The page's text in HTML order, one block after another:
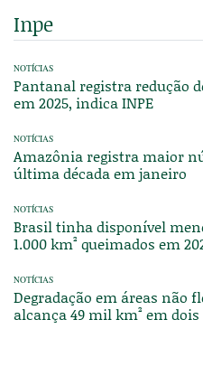
Inpe
NOTÍCIAS
Pantanal registra redução
em 2025, indica INPE
NOTÍCIAS
Amazônia registra maior
última década em janeiro
NOTÍCIAS
Brasil tinha disponível
1.000 km² queimados em
NOTÍCIAS
Degradação em áreas não
alcança 49 mil km² em dois